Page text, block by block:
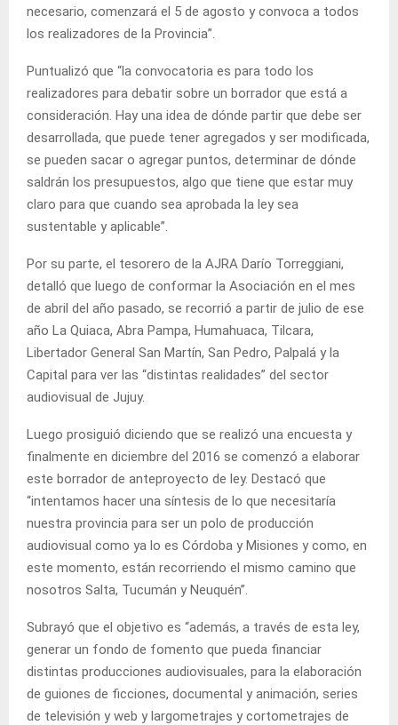
necesario, comenzará el 5 de agosto y convoca a todos
los realizadores de la Provincia”.
Puntualizó que “la convocatoria es para todo los
realizadores para debatir sobre un borrador que está a
consideración. Hay una idea de dónde partir que debe ser
desarrollada, que puede tener agregados y ser modificada,
se pueden sacar o agregar puntos, determinar de dónde
saldrán los presupuestos, algo que tiene que estar muy
claro para que cuando sea aprobada la ley sea
sustentable y aplicable”.
Por su parte, el tesorero de la AJRA Darío Torreggiani,
detalló que luego de conformar la Asociación en el mes
de abril del año pasado, se recorrió a partir de julio de ese
año La Quiaca, Abra Pampa, Humahuaca, Tilcara,
Libertador General San Martín, San Pedro, Palpalá y la
Capital para ver las “distintas realidades” del sector
audiovisual de Jujuy.
Luego prosiguió diciendo que se realizó una encuesta y
finalmente en diciembre del 2016 se comenzó a elaborar
este borrador de anteproyecto de ley. Destacó que
“intentamos hacer una síntesis de lo que necesitaría
nuestra provincia para ser un polo de producción
audiovisual como ya lo es Córdoba y Misiones y como, en
este momento, están recorriendo el mismo camino que
nosotros Salta, Tucumán y Neuquén”.
Subrayó que el objetivo es “además, a través de esta ley,
generar un fondo de fomento que pueda financiar
distintas producciones audiovisuales, para la elaboración
de guiones de ficciones, documental y animación, series
de televisión y web y largometrajes y cortometrajes de